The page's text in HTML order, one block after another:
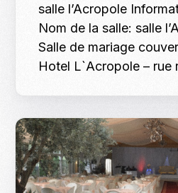
salle l’Acropole
Nom de la salle: salle
Salle de mariage
Hotel L`Acropole –